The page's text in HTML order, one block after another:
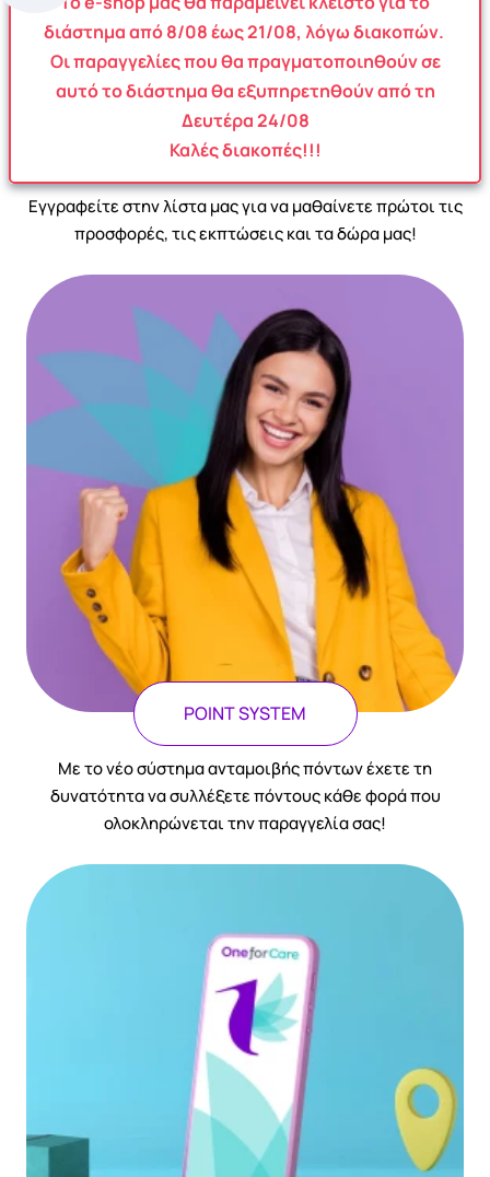
NEWSLETTER
Eγγραφείτε στην λίστα μας για να μαθαίνετε πρώτοι τις
προσφορές, τις εκπτώσεις και τα δώρα μας!
POINT SYSTEM
Με το νέο σύστημα ανταμοιβής πόντων έχετε τη
δυνατότητα να συλλέξετε πόντους κάθε φορά που
ολοκληρώνεται την παραγγελία σας!
διάστημα από8/08έως21/08, λόγω διακοπών.
Οι παραγγελίες που θα πραγματοποιηθούν σε
αυτό το διάστημα θα εξυπηρετηθούν από τη
Δευτέρα 24/08
Καλές διακοπές!!!